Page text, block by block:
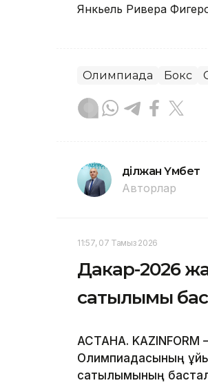
Янкьель Ривера
Олимпиада Бокс
Әділжан Үмбет
Авторлар
11:57, 07 Тамыз 2026
Дакар-2026
сатылымы
АСТАНА. KAZINFORM
Олимпиадасының
сатылымының